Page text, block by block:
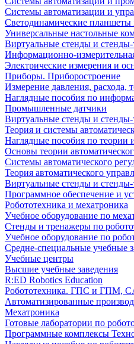
Системы автоматизации и
Светодинамические планшеты
Универсальные настольные
Виртуальные стенды и
Информационно-
Электрические измерения и
Приборы. Приборостроение
Измерение давления, расхода,
Наглядные пособия по
Промышленные датчики
Виртуальные стенды и
Теория и системы
Наглядные пособия по теории
Основы теории
Системы автоматического
Теория автоматического
Виртуальные стенды и
Программное обеспечение и
Робототехника и мехатроника
Учебное оборудование по
Стенды и тренажеры по
Учебное оборудование по
Средне-специальные учебные
Учебные центры
Высшие учебные заведения
R:ED Robotics Education
Робототехника. ГПС и ГПМ,
Автоматизированные
Мехатроника
Готовые лаборатории по
Программные комплексы